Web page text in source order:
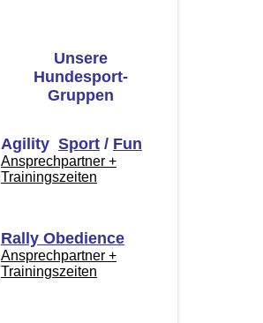
Unsere
Hundesport-
Gruppen
Agility Sport / Fun
Ansprechpartner +
Trainingszeiten
Rally Obedience
Ansprechpartner +
Trainingszeiten